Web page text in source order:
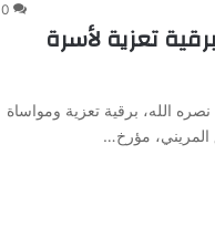
0
تعزية لأسرة
الله، برقية تعزية ومواساة
المريني، مؤرخ…